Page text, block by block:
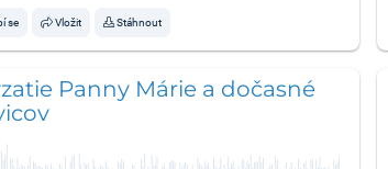
se Vložit Stáhnout
Panny Márie a dočasné